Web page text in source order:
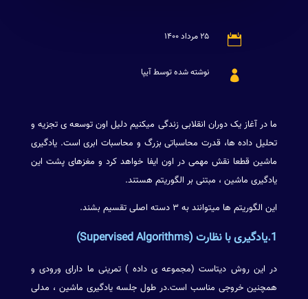
 ۲۵ مرداد ۱۴۰۰
 نوشته شده توسط آیپا
ما در آغاز یک دوران انقلابی زندگی میکنیم دلیل اون توسعه ی تجزیه و
تحلیل داده ها، قدرت محاسباتی بزرگ و محاسبات ابری است. یادگیری
ماشین قطعا نقش مهمی در اون ایفا خواهد کرد و مغزهای پشت این
یادگیری ماشین ، مبتنی بر الگوریتم هستند.
این الگوریتم ها میتوانند به ۳ دسته اصلی تقسیم بشند.
1.یادگیری با نظارت (Supervised Algorithms)
در این روش دیتاست (مجموعه ی داده ) تمرینی ما دارای ورودی و
همچنین خروجی مناسب است.در طول جلسه یادگیری ماشین ، مدلی